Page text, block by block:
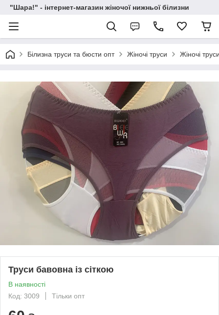
"Шара!" - інтернет-магазин жіночої нижньої білизни
Білизна труси та бюсти опт Жіночі труси Жіночі
Труси бавовна із сіткою
В наявності
Код: 3009
Тільки опт